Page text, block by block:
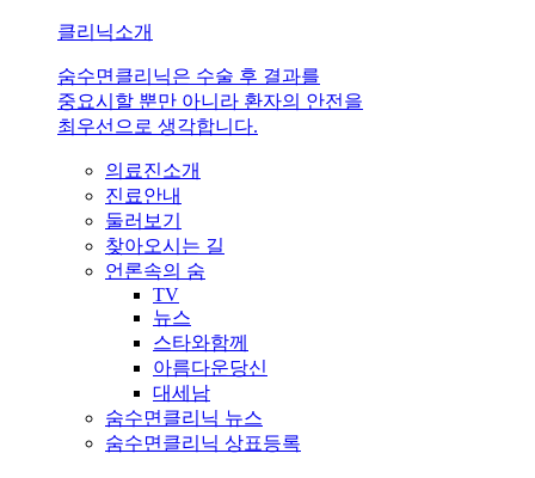
클리닉소개
숨수면클리닉은 수술 후 결과를
중요시할 뿐만 아니라 환자의 안전을
최우선으로 생각합니다.
의료진소개
진료안내
둘러보기
찾아오시는 길
언론속의 숨
TV
뉴스
스타와함께
아름다운당신
대세남
숨수면클리닉 뉴스
숨수면클리닉 상표등록